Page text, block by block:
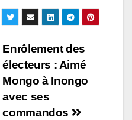
Enrôlement des
électeurs : Aimé
Mongo à Inongo
avec ses
commandos